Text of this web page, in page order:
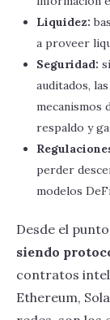
Liquidez:
a proveer
Seguridad:
auditados,
mecanismos
respaldo y
perder
modelos
Desde el
siendo
contratos
Ethereum,